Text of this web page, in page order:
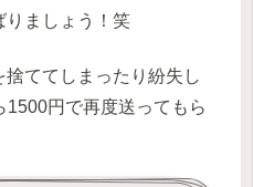
りましょう！笑
ててしまったり紛失し
1500円で再度送ってもら